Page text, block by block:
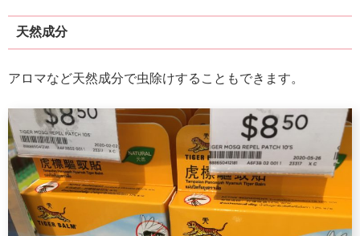
天然成分
アロマなど天然成分で虫除けすることもできます。